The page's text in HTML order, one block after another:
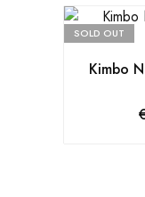
SOLD OUT
Kimbo